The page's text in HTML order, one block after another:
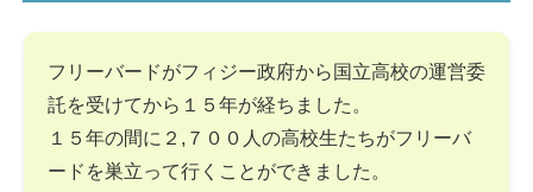
フリーバードがフィジー政府から国立高校の運営委
託を受けてから１５年が経ちました。
１５年の間に２,７００人の高校生たちがフリーバ
ードを巣立って行くことができました。